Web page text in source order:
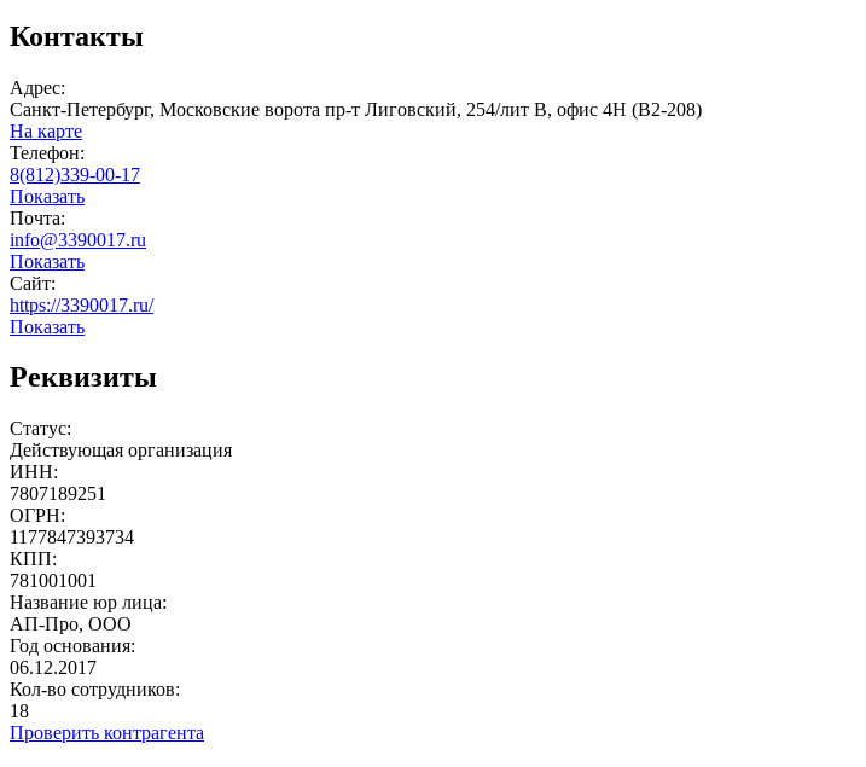
Контакты
Адрес:
Санкт-Петербург, Московские ворота пр-т Лиговский, 254/лит B, офис 4H (B2-208)
На карте
Телефон:
8(812)339-00-17
Показать
Почта:
info@3390017.ru
Показать
Сайт:
https://3390017.ru/
Показать
Реквизиты
Статус:
Действующая организация
ИНН:
7807189251
ОГРН:
1177847393734
КПП:
781001001
Название юр лица:
АП-Про, ООО
Год основания:
06.12.2017
Кол-во сотрудников:
18
Проверить контрагента